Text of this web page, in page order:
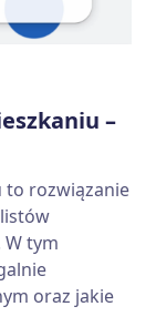
–
to rozwiązanie
tym
oraz jakie